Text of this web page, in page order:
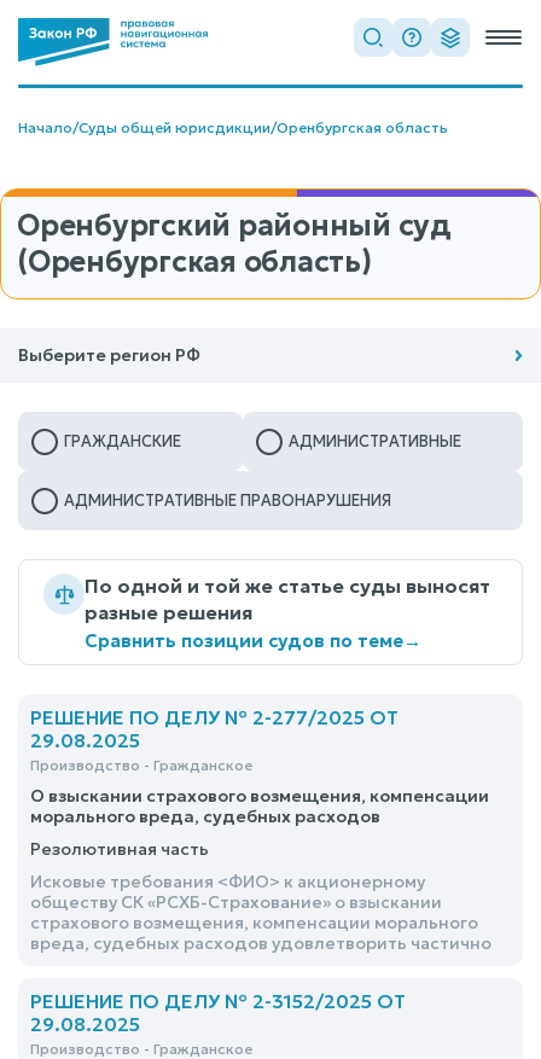
Начало/Суды общей юрисдикции/Оренбургская область
Оренбургский районный суд
(Оренбургская область)
Выберите регион РФ
ГРАЖДАНСКИЕ АДМИНИСТРАТИВНЫЕ
АДМИНИСТРАТИВНЫЕ ПРАВОНАРУШЕНИЯ
По одной и той же статье суды выносят
разные решения
Сравнить позиции судов по теме→
РЕШЕНИЕ ПО ДЕЛУ № 2-277/2025 ОТ
29.08.2025
Производство - Гражданское
О взыскании страхового возмещения, компенсации
морального вреда, судебных расходов
Резолютивная часть
Исковые требования <ФИО> к акционерному
обществу СК «РСХБ-Страхование» о взыскании
страхового возмещения, компенсации морального
вреда, судебных расходов удовлетворить частично
РЕШЕНИЕ ПО ДЕЛУ № 2-3152/2025 ОТ
29.08.2025
Производство - Гражданское